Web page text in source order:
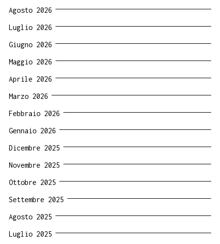
Agosto 2026
Luglio 2026
Giugno 2026
Maggio 2026
Aprile 2026
Marzo 2026
Febbraio 2026
Gennaio 2026
Dicembre 2025
Novembre 2025
Ottobre 2025
Settembre 2025
Agosto 2025
Luglio 2025